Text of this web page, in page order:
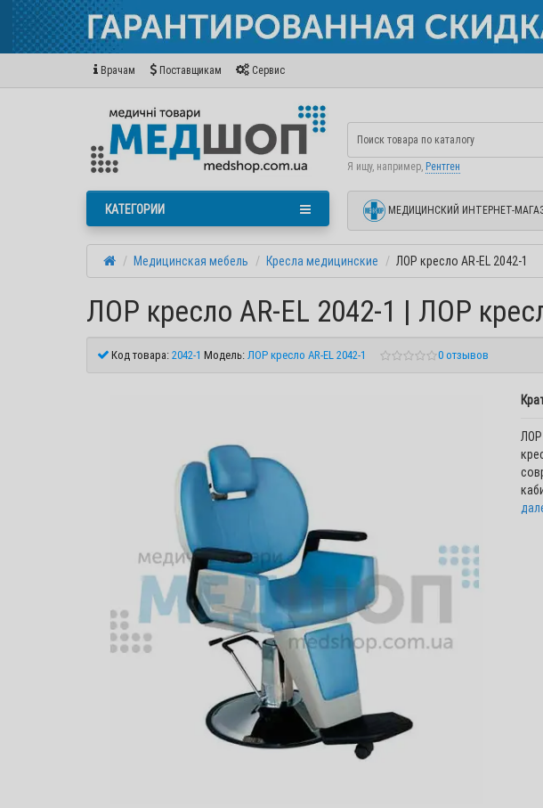
Врачам Поставщикам Сервис
Я ищу, например, Рентген
КАТЕГОРИИ МЕДИЦИНСКИЙ ИНТЕРНЕТ-
Медицинская мебель Кресла медицинские ЛОР кресло AR-EL 2042-1
ЛОР кресло AR-EL 2042-1 | ЛОР
Код товара:2042-1 Модель:ЛОР кресло AR-EL 2042-1 0 отзывов
ЛОР